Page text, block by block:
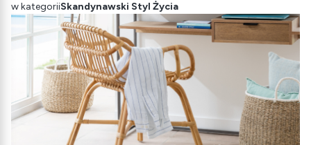
w kategoriiSkandynawski Styl Życia